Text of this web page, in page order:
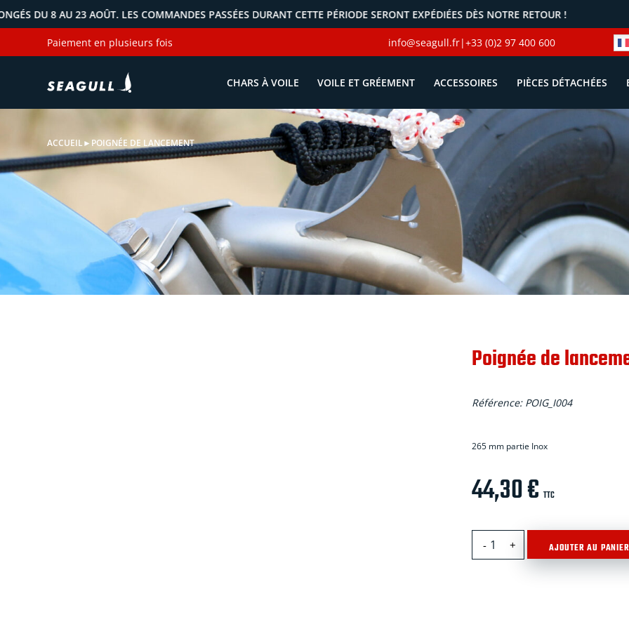
23 AOÛT. LES COMMANDES PASSÉES DURANT CETTE PÉRIODE SERONT EXPÉDIÉES DÈS NOTRE RETOUR !
Paiement en plusieurs fois info@seagull.fr|+33 (0)2 97 400 600
CHARS À VOILE VOILE ET GRÉEMENT ACCESSOIRES PIÈCES DÉTACHÉES
ACCUEIL► POIGNÉE DE LANCEMENT
Poignée de
Référence: POIG_I004
265 mm partie Inox
44,30€ TTC
quantité
AJOUTER AU PANIER